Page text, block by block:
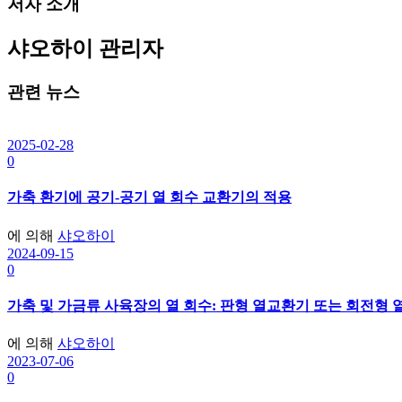
비
게
이
션
저자 소개
샤오하이 관리자
관련 뉴스
2025-02-28
0
가축 환기에 공기-공기 열 회수 교환기의 적용
에 의해 샤오하이
2024-09-15
0
가축 및 가금류 사육장의 열 회수: 판형 열교환기 또는 회전형
에 의해 샤오하이
2023-07-06
0